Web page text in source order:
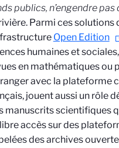
publics, n’engendre
Parmi ces solutions
Open Edition
humaines et
en mathématiques ou
avec la plateforme
jouent aussi un rôle
manuscrits scientifiques
accès sur des
des archives